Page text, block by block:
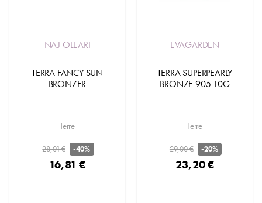
NAJ OLEARI
TERRA FANCY SUN
BRONZER
Terre
28,01 € -40%
16,81 €
EVAGARDEN
TERRA SUPERPEARLY
BRONZE 905 10G
Terre
29,00 € -20%
23,20 €